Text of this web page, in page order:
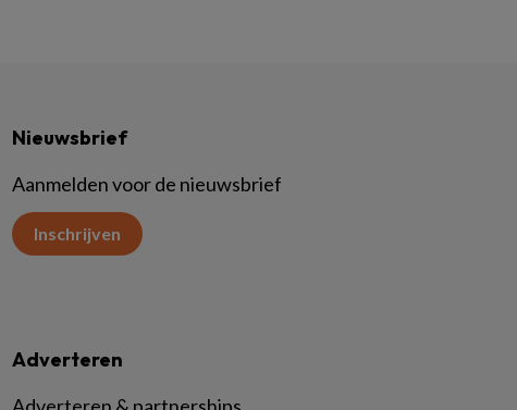
Nieuwsbrief
Aanmelden voor de nieuwsbrief
Inschrijven
Adverteren